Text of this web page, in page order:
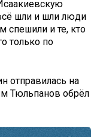
шли и шли люди
спешили и те, кто
только по
отправилась на
Тюльпанов обрёл